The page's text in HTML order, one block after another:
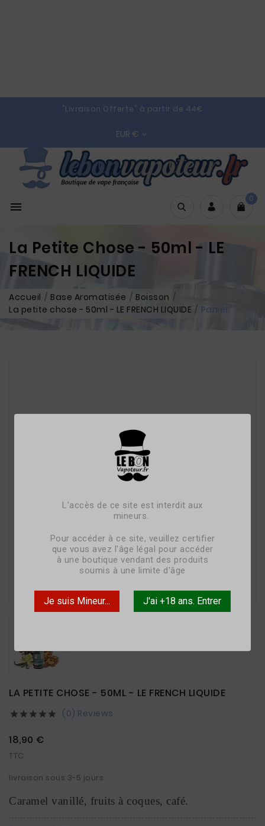
L'accès de ce site est interdit aux
mineurs.
Pour accéder à ce site, veuillez certifier
que vous avez l'âge légal pour accéder
à une boutique vendant des produits
soumis à une limite d'âge
Je suis Mineur... J'ai +18 ans. Entrer
"Livraison Offerte" à partir de 44€
EUR € 

0
La Petite Chose - 50ml - LE
FRENCH LIQUIDE
Accueil Base Aromatisée
Boisson
La petite chose - 50ml - LE FRENCH LIQUIDE
Panier
LA PETITE CHOSE - 50ML - LE FRENCH LIQUIDE
     (0) Reviews
18,90 €
TTC
livraison sous 3-5 jours
Caramel vanillé, fruits à coques, café.